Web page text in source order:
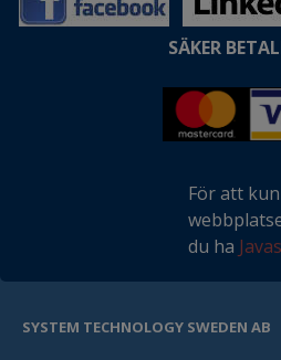
SÄKER
För att
du ha
SYSTEM TECHNOLOGY SWEDEN AB